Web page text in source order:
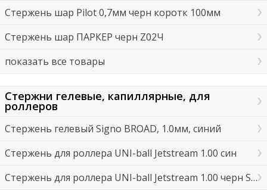
Стержень шар Pilot 0,7мм черн коротк 100мм
Стержень шар ПАРКЕР черн Z02Ч
показать все товары
Стержни гелевые, капиллярные, для
роллеров
Стержень гелевый Signo BROAD, 1.0мм, синий
Стержень для роллера UNI-ball Jetstream 1.00 син
Стержень для роллера UNI-ball Jetstream 1.00 черн SX-210